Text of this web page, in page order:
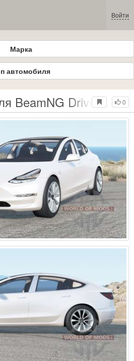
Войти
Марка
автомобиля
0
BeamNG Drive